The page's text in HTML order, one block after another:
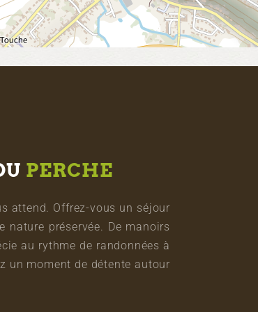
PERCHE
attend. Offrez-vous un séjour
nature préservée. De manoirs
au rythme de randonnées à
un moment de détente autour